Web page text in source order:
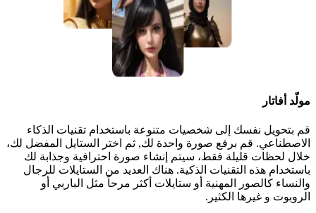
مولّد أفاتار
قم بتحويل نفسك إلى شخصيات متنوعة باستخدام تقنيات الذكاء
الاصطناعي. قم برفع صورة واحدة لك, ثم اختر الستايل المفضل لك،
خلال لحظات قليلة فقط، سيتم إنشاء صورة احترافية وجذابة لك
باستخدام هذه التقنيات الذكية. هناك العديد من الستايلات للرجال
والنساء كالصور المهنية أو ستايلات أكثر مرحاً مثل الباربي أو
الروبوت و غيرها الكثير.